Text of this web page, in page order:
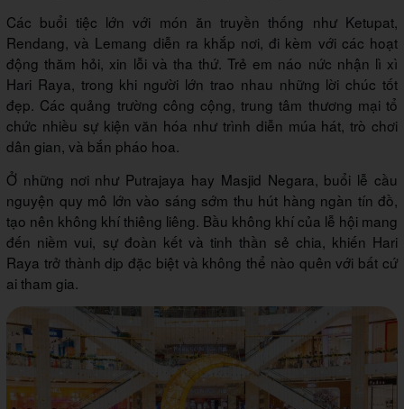
Các buổi tiệc lớn với món ăn truyền thống như Ketupat,
Rendang, và Lemang diễn ra khắp nơi, đi kèm với các hoạt
động thăm hỏi, xin lỗi và tha thứ. Trẻ em náo nức nhận lì xì
Hari Raya, trong khi người lớn trao nhau những lời chúc tốt
đẹp. Các quảng trường công cộng, trung tâm thương mại tổ
chức nhiều sự kiện văn hóa như trình diễn múa hát, trò chơi
dân gian, và bắn pháo hoa.
Ở những nơi như Putrajaya hay Masjid Negara, buổi lễ cầu
nguyện quy mô lớn vào sáng sớm thu hút hàng ngàn tín đồ,
tạo nên không khí thiêng liêng. Bầu không khí của lễ hội mang
đến niềm vui, sự đoàn kết và tinh thần sẻ chia, khiến Hari
Raya trở thành dịp đặc biệt và không thể nào quên với bất cứ
ai tham gia.